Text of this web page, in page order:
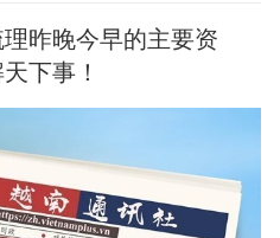
昨晚今早的主要资
下事！